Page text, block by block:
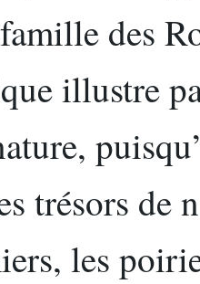
des
illustre
trésors de
les